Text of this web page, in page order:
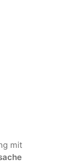
mit